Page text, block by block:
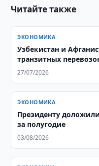
Читайте также
ЭКОНОМИКА
Узбекистан и
транзитных
27/07/2026
ЭКОНОМИКА
Президенту
за полугодие
03/08/2026